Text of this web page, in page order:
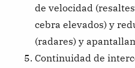
de velocidad
cebra elevados) y
(radares) y
Continuidad de